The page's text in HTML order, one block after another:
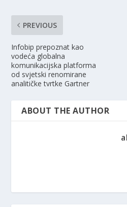
PREVIOUS
Infobip prepoznat kao
vodeća globalna
komunikacijska platforma
od svjetski renomirane
analitičke tvrtke Gartner
ABOUT THE AUTHOR